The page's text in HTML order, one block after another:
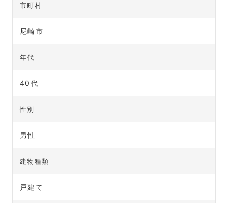
市町村
尼崎市
年代
40代
性別
男性
建物種類
戸建て